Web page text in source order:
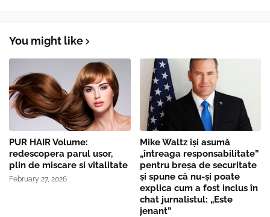
You might like
PUR HAIR Volume:
redescopera parul usor,
plin de miscare si vitalitate
February 27, 2026
Mike Waltz îşi asumă
„întreaga responsabilitate”
pentru breşa de securitate
și spune că nu-și poate
explica cum a fost inclus în
chat jurnalistul: „Este
jenant”